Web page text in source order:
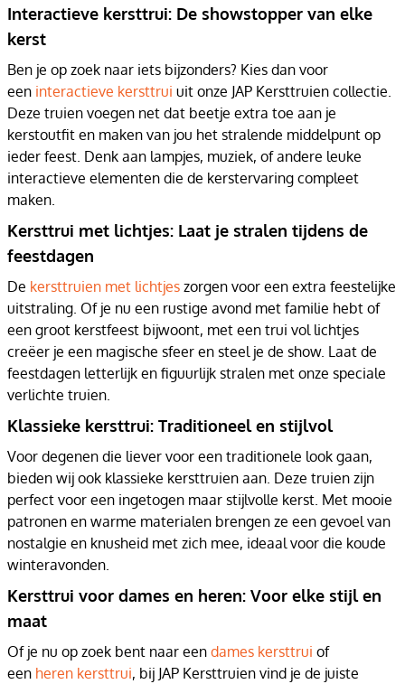
Interactieve kersttrui: De showstopper van elke
kerst
Ben je op zoek naar iets bijzonders? Kies dan voor
een interactieve kersttrui uit onze JAP Kersttruien collectie.
Deze truien voegen net dat beetje extra toe aan je
kerstoutfit en maken van jou het stralende middelpunt op
ieder feest. Denk aan lampjes, muziek, of andere leuke
interactieve elementen die de kerstervaring compleet
maken.
Kersttrui met lichtjes: Laat je stralen tijdens de
feestdagen
De kersttruien met lichtjes zorgen voor een extra feestelijke
uitstraling. Of je nu een rustige avond met familie hebt of
een groot kerstfeest bijwoont, met een trui vol lichtjes
creëer je een magische sfeer en steel je de show. Laat de
feestdagen letterlijk en figuurlijk stralen met onze speciale
verlichte truien.
Klassieke kersttrui: Traditioneel en stijlvol
Voor degenen die liever voor een traditionele look gaan,
bieden wij ook klassieke kersttruien aan. Deze truien zijn
perfect voor een ingetogen maar stijlvolle kerst. Met mooie
patronen en warme materialen brengen ze een gevoel van
nostalgie en knusheid met zich mee, ideaal voor die koude
winteravonden.
Kersttrui voor dames en heren: Voor elke stijl en
maat
Of je nu op zoek bent naar een dames kersttrui of
een heren kersttrui, bij JAP Kersttruien vind je de juiste